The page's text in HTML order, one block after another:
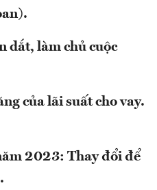
dắt, làm chủ cuộc
của lãi suất cho vay.
2023: Thay đổi để